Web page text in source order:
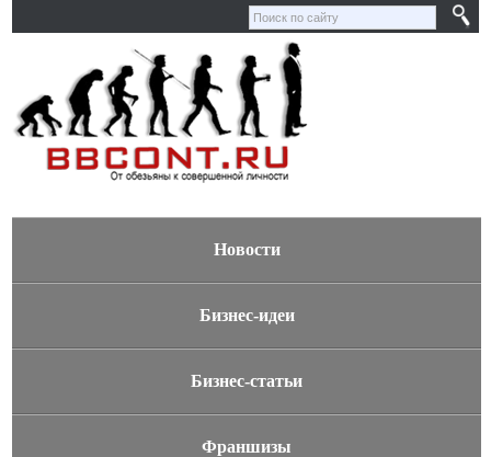
Новости
Бизнес-идеи
Бизнес-статьи
Франшизы